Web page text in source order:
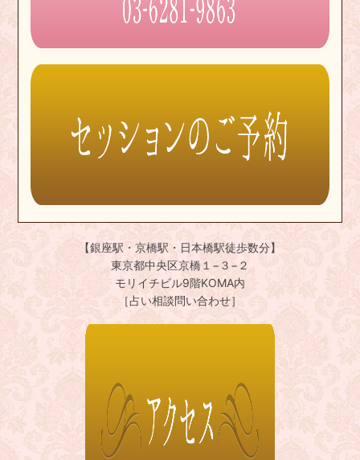
【銀座駅・京橋駅・日本橋駅徒歩数分】
東京都中央区京橋１−３−２
モリイチビル9階KOMA内
［占い相談問い合わせ］